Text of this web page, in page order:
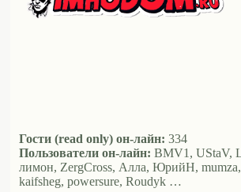
Гости (read only) он-лайн: 334
Пользователи он-лайн: BMV1, UStaV,
лимон, ZergCross, Алла, ЮрийН, mumza,
kaifsheg, powersure, Roudyk …